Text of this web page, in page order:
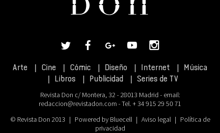
Arte Cine Cómic Diseño Internet
Música
Libros
Publicidad Series de TV
Revista Don c/ Montera, 32 - 28013 Madrid - email:
redaccion@revistadon.com - Tel. + 34 915 29 50 71
© Revista Don 2013 | Powered by Bluecell | Aviso legal | Política de
privacidad